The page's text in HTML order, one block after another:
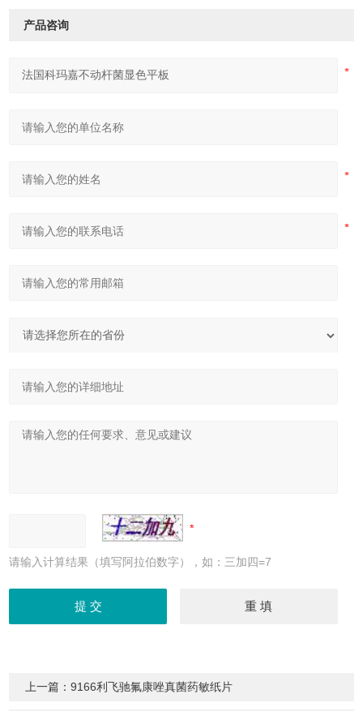
产品咨询
请输入计算结果（填写阿拉伯数字），如：三加四=7
上一篇：9166利飞驰氟康唑真菌药敏纸片